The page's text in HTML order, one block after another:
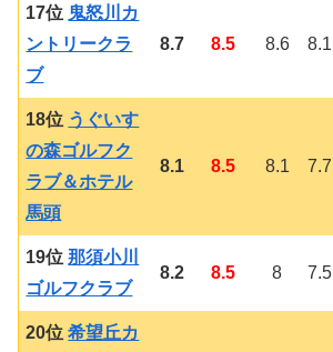
17位 鬼怒川カ
ントリークラ
ブ
8.7 8.5 8.6 8.1
18位 うぐいす
の森ゴルフク
ラブ＆ホテル
馬頭
8.1 8.5 8.1 7.7
19位那須小川
ゴルフクラブ
8.2 8.5 8 7.5
20位希望丘カ